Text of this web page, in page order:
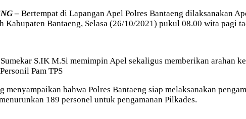
– Bertempat di Lapangan Apel Polres Bantaeng dilaksanakan
Kabupaten Bantaeng, Selasa (26/10/2021) pukul 08.00 wita pagi
S.IK M.Si memimpin Apel sekaligus memberikan arahan
Pam TPS
menyampaikan bahwa Polres Bantaeng siap melaksanakan
189 personel untuk pengamanan Pilkades.